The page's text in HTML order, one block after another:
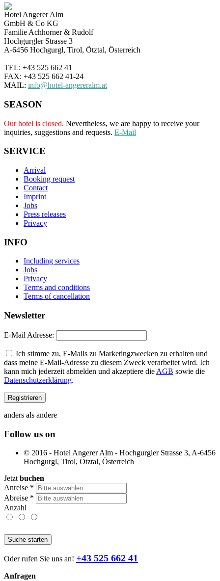
Hotel Angerer Alm
GmbH & Co KG
Familie Achhorner & Rudolf
Hochgurgler Strasse 3
A-6456 Hochgurgl, Tirol, Ötztal, Österreich
TEL: +43 525 662 41
FAX: +43 525 662 41-24
MAIL: info@hotel-angereralm.at
SEASON
Our hotel is closed. Nevertheless, we are happy to receive your
inquiries, suggestions and requests. E-Mail
SERVICE
Arrival
Booking request
Contact
Imprint
Jobs
Press releases
Privacy
INFO
Including services
Jobs
Privacy
Terms and conditions
Terms of cancellation
Newsletter
E-Mail Adresse:
Ich stimme zu, E-Mails zu Marketingzwecken zu erhalten und
dass meine E-Mail-Adresse zu diesem Zweck verarbeitet wird. Ich
kann mich jederzeit abmelden und akzeptiere die AGB sowie die
Datenschutzerklärung.
anders als andere
Follow us on
© 2016 - Hotel Angerer Alm - Hochgurgler Strasse 3, A-6456
Hochgurgl, Tirol, Ötztal, Österreich
Jetzt buchen
Anreise *
Abreise *
Anzahl
Suche starten
Oder rufen Sie uns an! +43 525 662 41
Anfragen